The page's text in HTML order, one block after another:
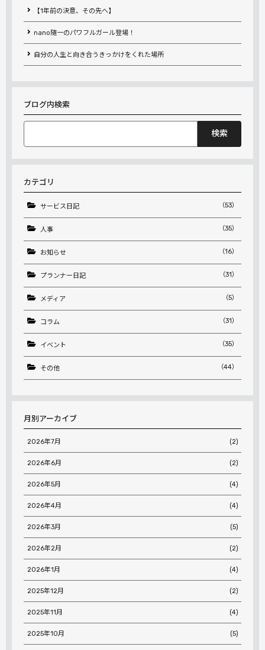
【1年前の決意、その先へ】
nano随一のパワフルガール登場！
自分の人生と向き合うきっかけをくれた場所
ブログ内検索
索:
カテゴリ
サービス日記 （53）
人事 （35）
お知らせ （16）
プランナー日記 （31）
メディア （5）
コラム （31）
イベント （35）
その他 （44）
月別アーカイブ
2026年7月 (2)
2026年6月 (2)
2026年5月 (4)
2026年4月 (4)
2026年3月 (5)
2026年2月 (2)
2026年1月 (4)
2025年12月 (2)
2025年11月 (4)
2025年10月 (5)